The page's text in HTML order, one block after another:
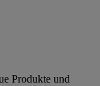
Produkte und